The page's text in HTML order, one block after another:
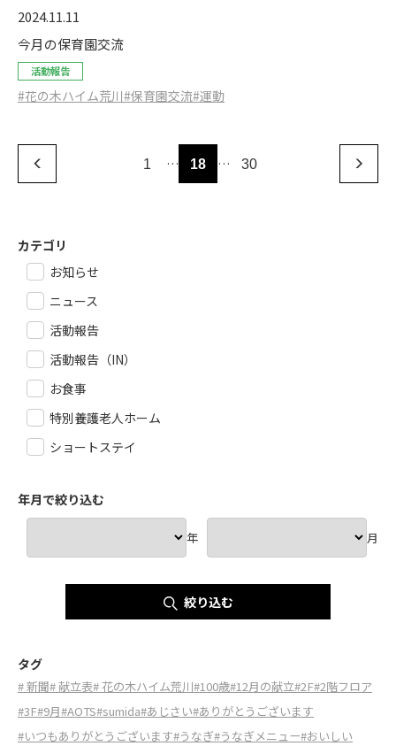
2024.11.11
今月の保育園交流
活動報告
#花の木ハイム荒川#保育園交流#運動
1 … 18 … 30
カテゴリ
お知らせ
ニュース
活動報告
活動報告（IN）
お食事
特別養護老人ホーム
ショートステイ
年月で絞り込む
年 月
絞り込む
タグ
# 新聞# 献立表# 花の木ハイム荒川#100歳#12月の献立#2F#2階フロア
#3F#9月#AOTS#sumida#あじさい#ありがとうございます
#いつもありがとうございます#うなぎ#うなぎメニュー#おいしい